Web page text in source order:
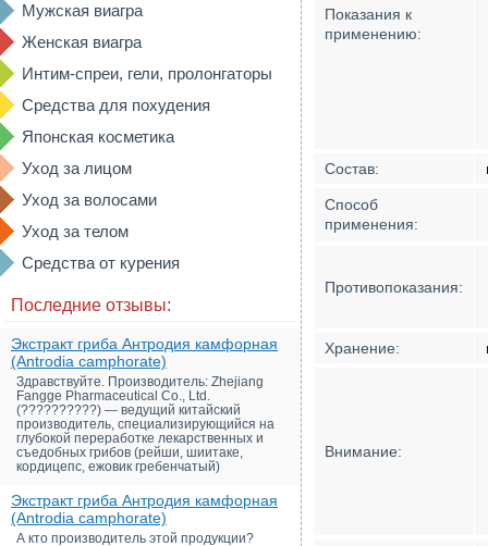
Мужская виагра
Женская виагра
Интим-спреи, гели, пролонгаторы
Средства для похудения
Японская косметика
Уход за лицом
Уход за волосами
Уход за телом
Средства от курения
Последние отзывы:
Экстракт гриба Антродия камфорная
(Antrodia camphorate)
Здравствуйте. Производитель: Zhejiang
Fangge Pharmaceutical Co., Ltd.
(??????????) — ведущий китайский
производитель, специализирующийся на
глубокой переработке лекарственных и
съедобных грибов (рейши, шиитаке,
кордицепс, ежовик гребенчатый)
Экстракт гриба Антродия камфорная
(Antrodia camphorate)
А кто производитель этой продукции?
Показания к
применению:
Состав:
Способ
применения:
Противопоказания:
Хранение:
Внимание: